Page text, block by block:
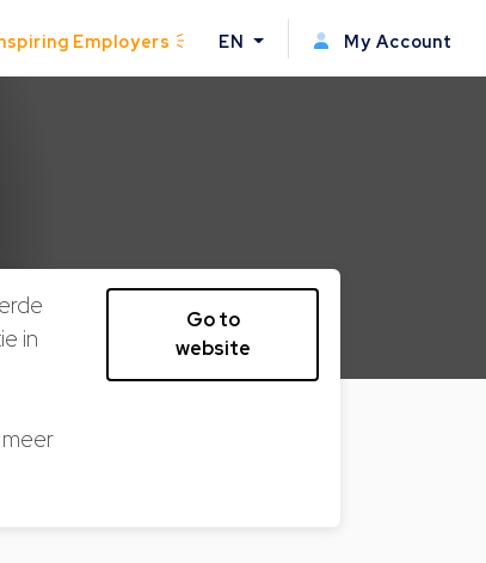
Employers EN My Account
in
Go to
website